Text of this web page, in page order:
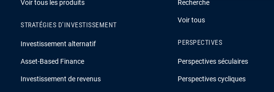
Voir tous les produits
STRATÉGIES D’INVESTISSEMENT
Investissement alternatif
Asset-Based Finance
Investissement de revenus
Recherche
Voir tous
PERSPECTIVES
Perspectives séculaires
Perspectives cycliques